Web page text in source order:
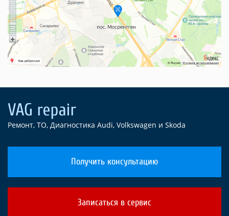
Ремонт, ТО, Диагностика Audi, Volkswagen и Skoda
Получить консультацию
Записаться в сервис